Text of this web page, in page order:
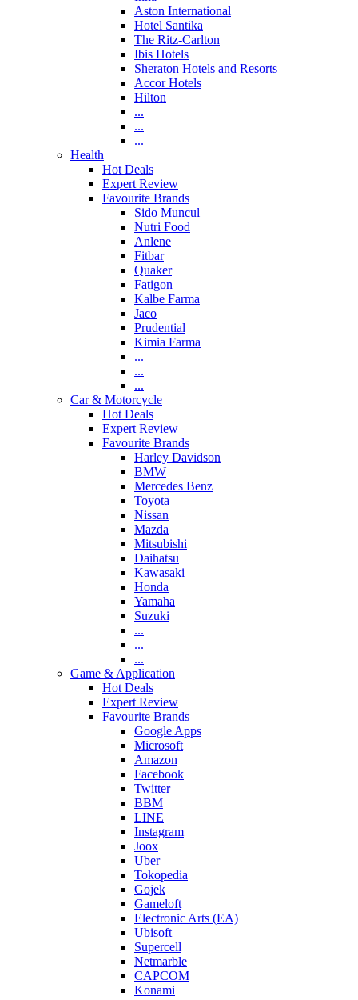
Aston International
Hotel Santika
The Ritz-Carlton
Ibis Hotels
Sheraton Hotels and Resorts
Accor Hotels
Hilton
...
...
...
Health
Hot Deals
Expert Review
Favourite Brands
Sido Muncul
Nutri Food
Anlene
Fitbar
Quaker
Fatigon
Kalbe Farma
Jaco
Prudential
Kimia Farma
...
...
...
Car & Motorcycle
Hot Deals
Expert Review
Favourite Brands
Harley Davidson
BMW
Mercedes Benz
Toyota
Nissan
Mazda
Mitsubishi
Daihatsu
Kawasaki
Honda
Yamaha
Suzuki
...
...
...
Game & Application
Hot Deals
Expert Review
Favourite Brands
Google Apps
Microsoft
Amazon
Facebook
Twitter
BBM
LINE
Instagram
Joox
Uber
Tokopedia
Gojek
Gameloft
Electronic Arts (EA)
Ubisoft
Supercell
Netmarble
CAPCOM
Konami